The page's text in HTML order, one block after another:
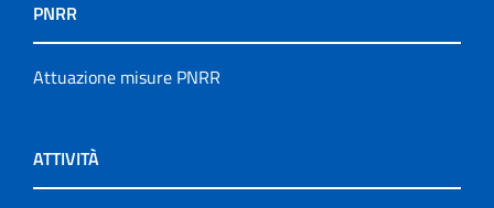
PNRR
Attuazione misure PNRR
ATTIVITÀ